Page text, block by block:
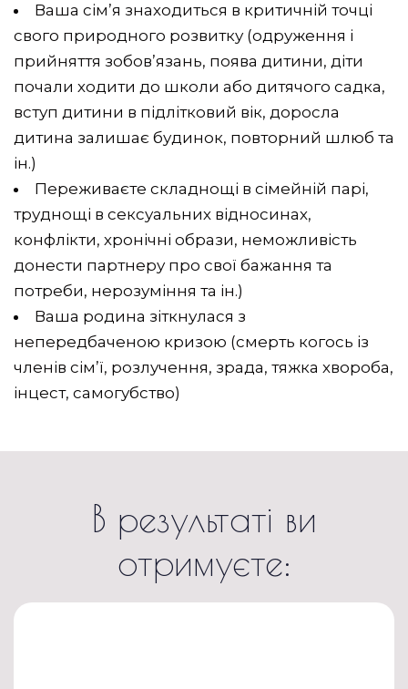
Ваша сім’я знаходиться в критичній точці
свого природного розвитку (одруження і
прийняття зобов’язань, поява дитини, діти
почали ходити до школи або дитячого садка,
вступ дитини в підлітковий вік, доросла
дитина залишає будинок, повторний шлюб та
ін.)
Переживаєте складнощі в сімейній парі,
труднощі в сексуальних відносинах,
конфлікти, хронічні образи, неможливість
донести партнеру про свої бажання та
потреби, нерозуміння та ін.)
Ваша родина зіткнулася з
непередбаченою кризою (смерть когось із
членів сім’ї, розлучення, зрада, тяжка хвороба,
інцест, самогубство)
В результаті ви
отримуєте: